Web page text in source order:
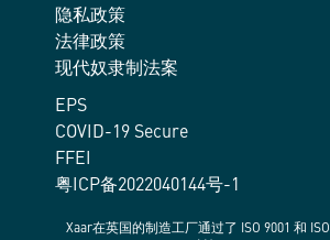
隐私政策
法律政策
现代奴隶制法案
EPS
COVID-19 Secure
FFEI
粤ICP备2022040144号-1
Xaar在英国的制造工厂通过了 ISO 9001 和 ISO